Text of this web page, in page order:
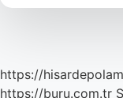
https://
https://buru.com.tr